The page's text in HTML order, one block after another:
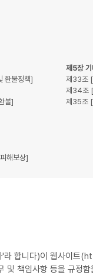
환불정책]
불]
해보상]
제5장 기
제33조 [
제34조
제35조 [
'라 합니다)이 웹사이
및 책임사항 등을 규정